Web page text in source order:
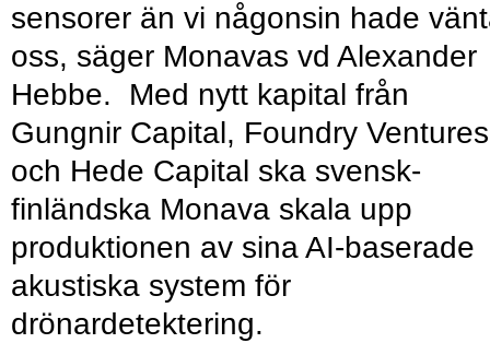
sensorer än vi någonsin hade
oss, säger Monavas vd Alexander
Hebbe. Med nytt kapital från
Gungnir Capital, Foundry Ventures
och Hede Capital ska svensk-
finländska Monava skala upp
produktionen av sina AI-baserade
akustiska system för
drönardetektering.